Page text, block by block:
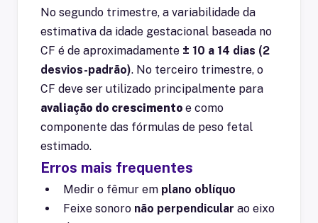
No segundo trimestre, a variabilidade da
estimativa da idade gestacional baseada no
CF é de aproximadamente ± 10 a 14 dias (2
desvios-padrão). No terceiro trimestre, o
CF deve ser utilizado principalmente para
avaliação do crescimento e como
componente das fórmulas de peso fetal
estimado.
Erros mais frequentes
Medir o fêmur em plano oblíquo
Feixe sonoro não perpendicular ao eixo